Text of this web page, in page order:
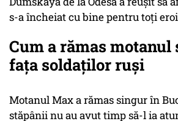
s-a încheiat cu bine pentru toți
Cum a rămas
fața soldaților ruși
Motanul Max a rămas singur în
stăpânii nu au avut timp să-l ia